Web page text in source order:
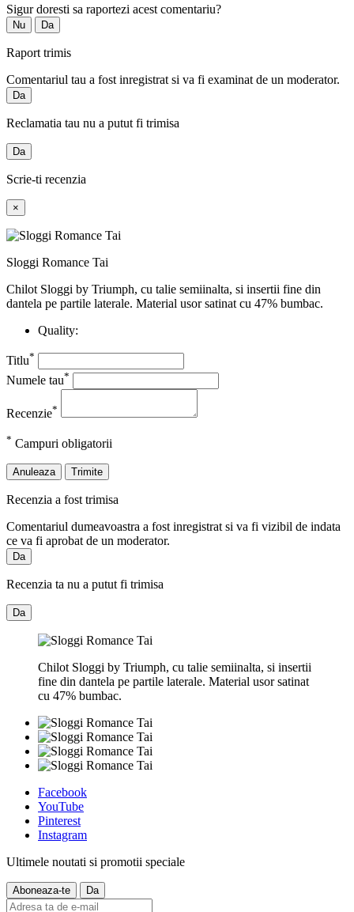
Sigur doresti sa raportezi acest comentariu?
Nu Da
Raport trimis
Comentariul tau a fost inregistrat si va fi examinat de un moderator.
Da
Reclamatia tau nu a putut fi trimisa
Da
Scrie-ti recenzia
×
Sloggi Romance Tai
Chilot Sloggi by Triumph, cu talie semiinalta, si insertii fine din
dantela pe partile laterale. Material usor satinat cu 47% bumbac.
Quality:
Titlu*
Numele tau*
Recenzie*
* Campuri obligatorii
Anuleaza Trimite
Recenzia a fost trimisa
Comentariul dumeavoastra a fost inregistrat si va fi vizibil de indata
ce va fi aprobat de un moderator.
Da
Recenzia ta nu a putut fi trimisa
Da
Chilot Sloggi by Triumph, cu talie semiinalta, si insertii
fine din dantela pe partile laterale. Material usor satinat
cu 47% bumbac.
Facebook
YouTube
Pinterest
Instagram
Ultimele noutati si promotii speciale